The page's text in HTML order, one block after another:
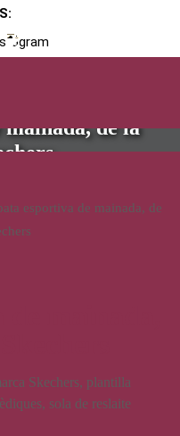
de la
esportiva de mainada, de
Skechers, plantilla
sola de reslaite